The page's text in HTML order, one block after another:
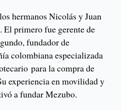
hermanos Nicolás y Juan
El primero fue gerente de
fundador de
colombiana especializada
para la compra de
experiencia en movilidad y
a fundar Mezubo.